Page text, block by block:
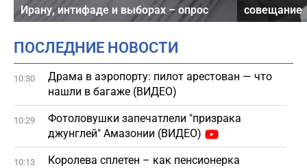
Ирану, интифаде и выборах – опрос
совещание
ПОСЛЕДНИЕ НОВОСТИ
10:30
Драма в аэропорту: пилот арестован — что
нашли в багаже (ВИДЕО)
10:29
Фотоловушки запечатлели "призрака
джунглей" Амазонии (ВИДЕО)
10:13
Королева сплетен – как пенсионерка